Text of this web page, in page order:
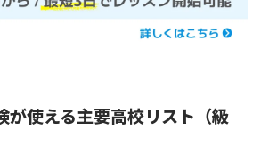
が使える主要高校リスト（級